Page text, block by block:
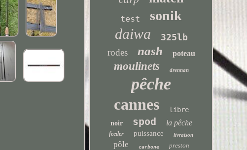
test sonik
daiwa
325lb
rodes
nash poteau
moulinets drennan
pêche
cannes libre
noir spod la pêche
feeder puissance livraison
pôle carbone preston